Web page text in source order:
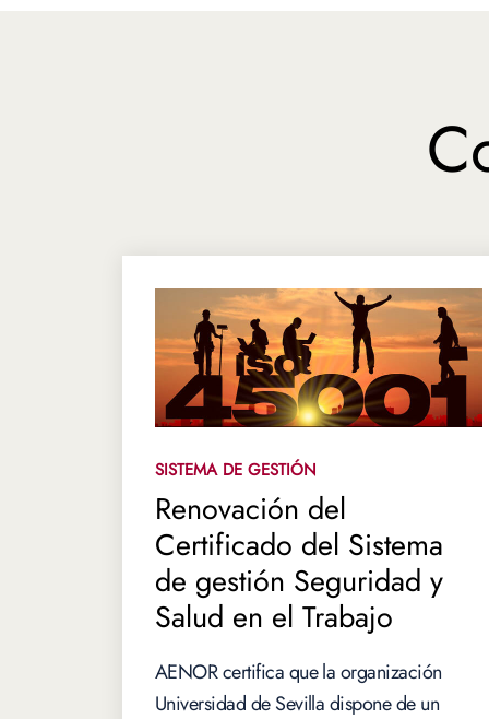
SISTEMA DE GESTIÓN
Renovación del
Certificado del Sistema
de gestión Seguridad y
Salud en el Trabajo
AENOR certifica que la organización
Universidad de Sevilla dispone de un